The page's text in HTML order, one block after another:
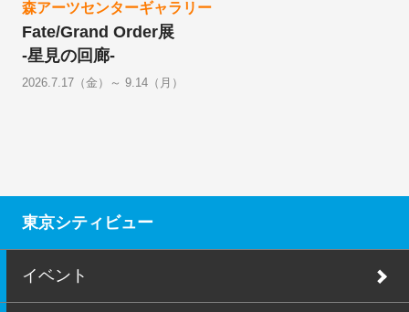
森アーツセンターギャラリー
Fate/Grand Order展
-星見の回廊-
2026.7.17（金）～ 9.14（月）
東京シティビュー
イベント